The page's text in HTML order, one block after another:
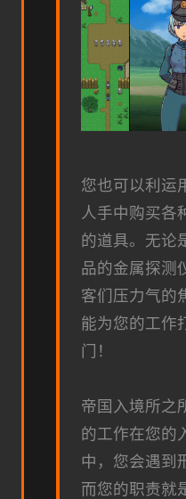
您也可以利运
人手中购买各
的道具。无论
品的金属探测
客们压力气的
能为您的工作
门！
帝国入境所之
的工作在您的
中，您会遇到
而您的职责就